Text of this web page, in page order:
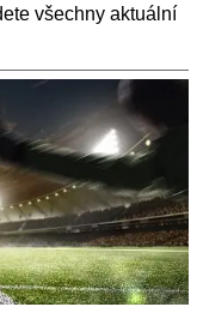
všechny aktuální